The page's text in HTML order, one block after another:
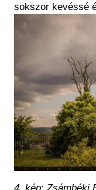
sokszor kevéssé